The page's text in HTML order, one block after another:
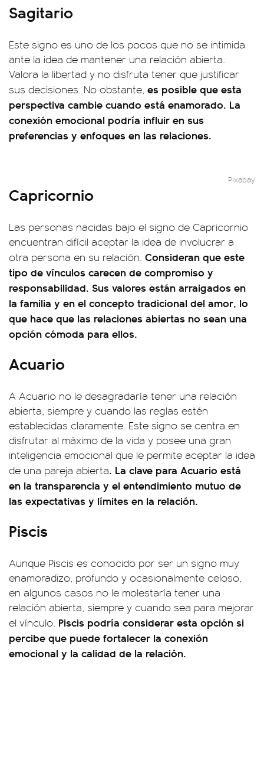
Sagitario
Este signo es uno de los pocos que no se intimida
ante la idea de mantener una relación abierta.
Valora la libertad y no disfruta tener que justificar
sus decisiones. No obstante, es posible que esta
perspectiva cambie cuando está enamorado. La
conexión emocional podría influir en sus
preferencias y enfoques en las relaciones.
Pixabay
Capricornio
Las personas nacidas bajo el signo de Capricornio
encuentran difícil aceptar la idea de involucrar a
otra persona en su relación. Consideran que este
tipo de vínculos carecen de compromiso y
responsabilidad. Sus valores están arraigados en
la familia y en el concepto tradicional del amor, lo
que hace que las relaciones abiertas no sean una
opción cómoda para ellos.
Acuario
A Acuario no le desagradaría tener una relación
abierta, siempre y cuando las reglas estén
establecidas claramente. Este signo se centra en
disfrutar al máximo de la vida y posee una gran
inteligencia emocional que le permite aceptar la idea
de una pareja abierta. La clave para Acuario está
en la transparencia y el entendimiento mutuo de
las expectativas y límites en la relación.
Piscis
Aunque Piscis es conocido por ser un signo muy
enamoradizo, profundo y ocasionalmente celoso,
en algunos casos no le molestaría tener una
relación abierta, siempre y cuando sea para mejorar
el vínculo. Piscis podría considerar esta opción si
percibe que puede fortalecer la conexión
emocional y la calidad de la relación.